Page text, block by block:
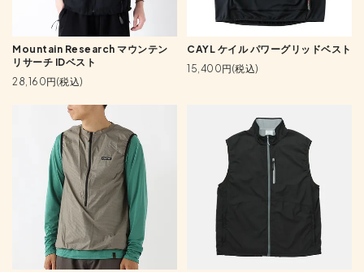
Mountain Research マウンテン
リサーチ IDベスト
28,160円(税込)
CAYL ケイル パワーグリッドベスト
15,400円(税込)